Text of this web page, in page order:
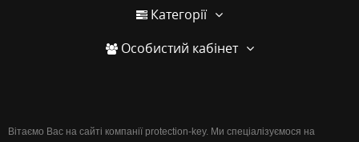
Категорії
Особистий кабінет
Вітаємо Вас на сайті компанії protection-key. Ми спеціалізуємося на